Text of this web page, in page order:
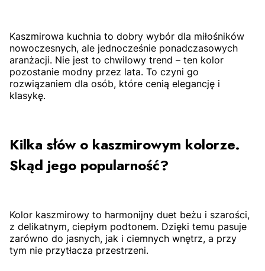
Kaszmirowa kuchnia to dobry wybór dla miłośników
nowoczesnych, ale jednocześnie ponadczasowych
aranżacji. Nie jest to chwilowy trend – ten kolor
pozostanie modny przez lata. To czyni go
rozwiązaniem dla osób, które cenią elegancję i
klasykę.
Kilka słów o kaszmirowym kolorze.
Skąd jego popularność?
Kolor kaszmirowy to harmonijny duet beżu i szarości,
z delikatnym, ciepłym podtonem. Dzięki temu pasuje
zarówno do jasnych, jak i ciemnych wnętrz, a przy
tym nie przytłacza przestrzeni.